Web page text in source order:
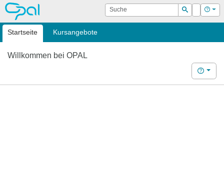
OPAL Suche
Suchen
Login Hilfe
Startseite Kursangebote
Willkommen bei OPAL
Hilfe